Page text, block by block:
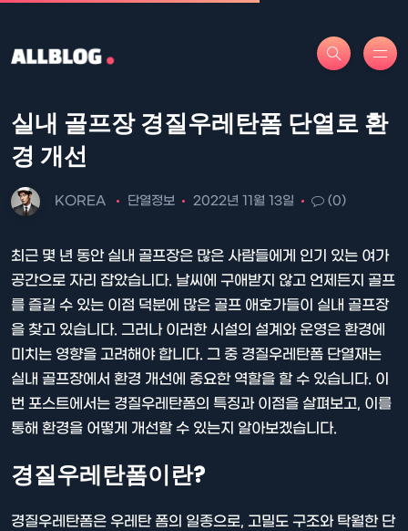
실내 골프장 경질우레탄폼 단열로 환
경 개선
KOREA 단열정보 2022년 11월 13일 (0)
최근 몇 년 동안 실내 골프장은 많은 사람들에게 인기 있는 여가
공간으로 자리 잡았습니다. 날씨에 구애받지 않고 언제든지 골프
를 즐길 수 있는 이점 덕분에 많은 골프 애호가들이 실내 골프장
을 찾고 있습니다. 그러나 이러한 시설의 설계와 운영은 환경에
미치는 영향을 고려해야 합니다. 그 중 경질우레탄폼 단열재는
실내 골프장에서 환경 개선에 중요한 역할을 할 수 있습니다. 이
번 포스트에서는 경질우레탄폼의 특징과 이점을 살펴보고, 이를
통해 환경을 어떻게 개선할 수 있는지 알아보겠습니다.
경질우레탄폼이란?
경질우레탄폼은 우레탄 폼의 일종으로, 고밀도 구조와 탁월한 단